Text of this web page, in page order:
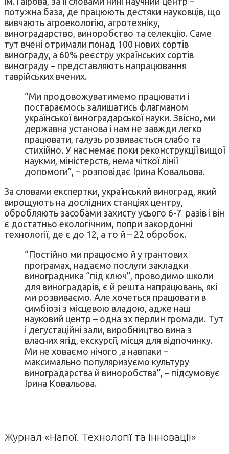
потужна база, де працюють дестяки науковців, що
вивчають агроекологію, агротехніку,
виноградарство, виноробство та селекцію. Саме
тут вчені отримали понад 100 нових сортів
винограду, а 60% реєстру українських сортів
винограду – представляють напрацювання
таврійських вчених.
“Ми продовожуватимемо працювати і
постараємось залишатись флагманом
української виноградарської науки. Звісно, ми
державна установа і нам не завжди легко
працювати, галузь розвивається слабо та
стихійно. У нас немає поки реконструкції вищої
наукми, міністерств, нема чіткої лінії
допомоги”, – розповідає Ірина Ковальова.
За словами експертки, український виноград, який
вирощують на дослідних станціях центру,
обробляють засобами захисту усього 6-7 разів і він
є достатньо екологічним, попри закордонні
технології, де є до 12, а то й – 22 обробок.
“Постійно ми працюємо й у грантових
програмах, надаємо послуги закладки
виноградника “під ключ”, проводимо школи
для виноградарів, є й решта напрацювань, які
ми розвиваємо. Але хочеться працювати в
симбіозі з місцевою владою, адже наш
науковий центр – одна зх перлин громади. Тут
і дегустаційні зали, виробництво вина з
власних ягід, екскурсії, місця для відпочинку.
Ми не ховаємо нічого ,а навпаки –
максимально популяризуємо культуру
виноградарства й виноробства”, – підсумовує
Ірина Ковальова.
Журнал «Напої. Технології та Інновації»